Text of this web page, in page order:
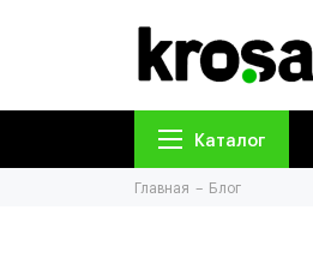
Каталог
Главная Блог